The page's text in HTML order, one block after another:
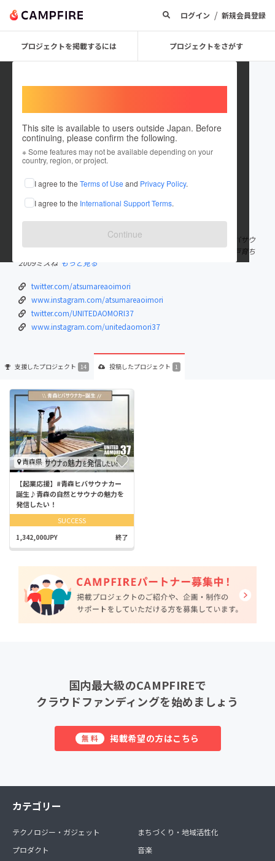
ログイン / 新規会員登録
プロジェクトを掲載するには プロジェクトをさがす
This site is available to users outside Japan. Before
continuing, please confirm the following.
※ Some features may not be available depending on your
country, region, or project.
I agree to the Terms of Use and Privacy Policy.
I agree to the International Support Terms.
Continue
みき
これまでに14回支援して1件のプロジェクトを投稿しています
在住国：日本 現在地：青森県
出身国：日本 出身地：青森県
青森とサウナとヨガを愛する青森トトノイアテンダント🧖‍♀️青森ヒバサウ
ナカー🚚UNITED AOMORI代表(@unitedaomori37) むつ生まれ八戸育ち
2009ミスね もっと見る
twitter.com/atsumareaoimori
www.instagram.com/atsumareaoimori
twitter.com/UNITEDAOMORI37
www.instagram.com/unitedaomori37
支援したプロジェクト 14 投稿したプロジェクト 1
青森県
【起業応援】#青森ヒバサウナカー
誕生♪青森の自然とサウナの魅力を
発信したい！
SUCCESS
1,342,000JPY 終了
国内最大級のCAMPFIREで
クラウドファンディングを始めましょう
無料 掲載希望の方はこちら
カテゴリー
テクノロジー・ガジェット
プロダクト
まちづくり・地域活性化
音楽